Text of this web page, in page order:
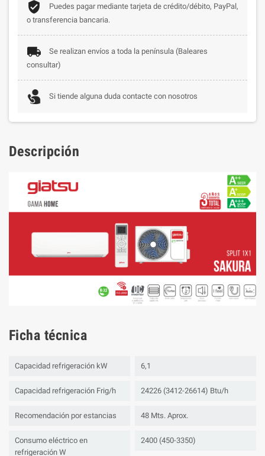
Puedes pagar mediante tarjeta de crédito/débito, PayPal,
o transferencia bancaria.
Se realizan envíos a toda la península (Baleares
consultar)
Si tiende alguna duda contacte con nosotros
Descripción
Ficha técnica
Capacidad refrigeración kW 6,1
Capacidad refrigeración Frig/h 24226 (3412-26614) Btu/h
Recomendación por estancias 48 Mts. Aprox.
Consumo eléctrico en
refrigeración W
2400 (450-3350)